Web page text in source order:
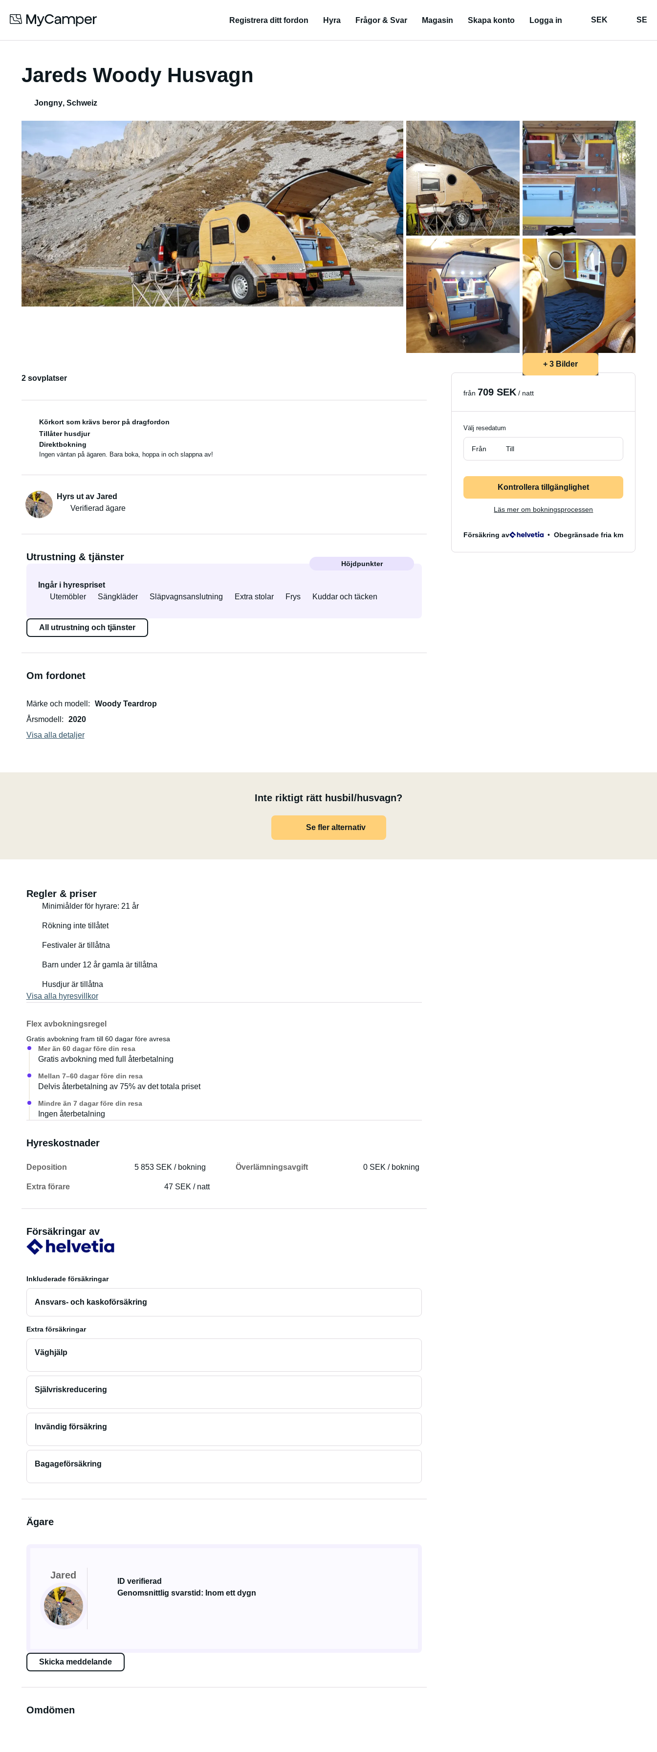
Registrera ditt fordon Hyra Frågor & Svar Magasin Skapa konto Logga in SEK SE
Jareds Woody Husvagn
Jongny, Schweiz
+ 3 Bilder
2 sovplatser
Körkort som krävs beror på dragfordon
Tillåter husdjur
Direktbokning
Ingen väntan på ägaren. Bara boka, hoppa in och slappna av!
Hyrs ut av Jared
Verifierad ägare
Utrustning & tjänster
Höjdpunkter
Ingår i hyrespriset
Utemöbler
Sängkläder Släpvagnsanslutning Extra stolar Frys Kuddar och täcken
All utrustning och tjänster
Om fordonet
Märke och modell
Woody Teardrop
Årsmodell
2020
Visa alla detaljer
Inte riktigt rätt husbil/husvagn?
Se fler alternativ
Regler & priser
Minimiålder för hyrare: 21 år
Rökning inte tillåtet
Festivaler är tillåtna
Barn under 12 år gamla är tillåtna
Husdjur är tillåtna
Visa alla hyresvillkor
Flex avbokningsregel
Gratis avbokning fram till 60 dagar före avresa
Mer än 60 dagar före din resa
Gratis avbokning med full återbetalning
Mellan 7–60 dagar före din resa
Delvis återbetalning av 75% av det totala priset
Mindre än 7 dagar före din resa
Ingen återbetalning
Hyreskostnader
Deposition 5 853 SEK / bokning Överlämningsavgift 0 SEK / bokning
Extra förare 47 SEK / natt
Försäkringar av
Inkluderade försäkringar
Ansvars- och kaskoförsäkring
Extra försäkringar
Väghjälp
Självriskreducering
Invändig försäkring
Bagageförsäkring
Ägare
Jared
ID verifierad
Genomsnittlig svarstid: Inom ett dygn
Skicka meddelande
Omdömen
från 709 SEK / natt
Välj resedatum
Från Till
Kontrollera tillgänglighet
Läs mer om bokningsprocessen
Försäkring av Obegränsade fria km